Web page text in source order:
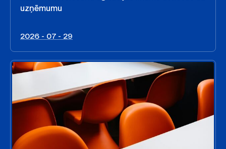
uzņēmumu
2026 - 07 - 29